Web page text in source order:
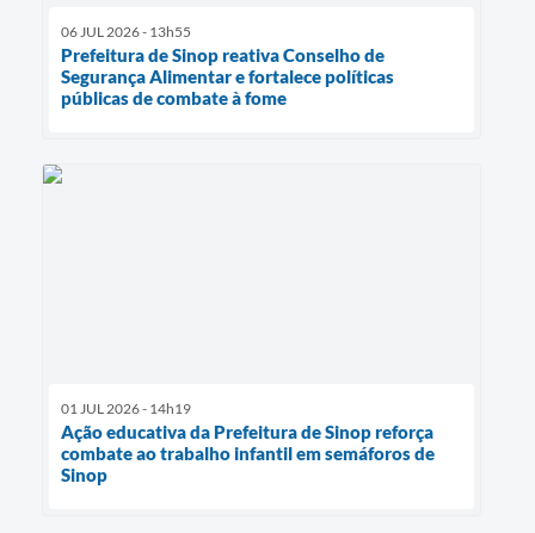
06 JUL 2026 - 13h55
Prefeitura de Sinop reativa Conselho de
Segurança Alimentar e fortalece políticas
públicas de combate à fome
01 JUL 2026 - 14h19
Ação educativa da Prefeitura de Sinop reforça
combate ao trabalho infantil em semáforos de
Sinop